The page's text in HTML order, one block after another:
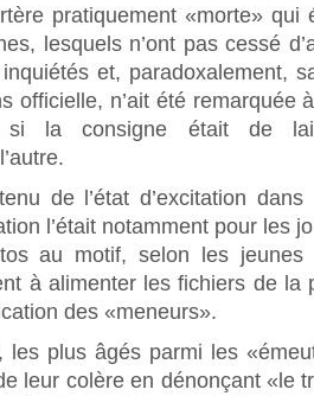
pratiquement «morte»
lesquels n’ont pas cessé
et, paradoxalement,
officielle, n’ait été remarquée
si la consigne était de
de l’état d’excitation
l’était notamment pour les
au motif, selon les jeunes
à alimenter les fichiers de la
des «meneurs».
les plus âgés parmi les
leur colère en dénonçant «le